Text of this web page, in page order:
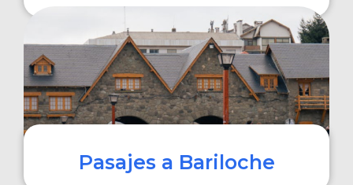
COMPRAR
Pasajes a Bariloche